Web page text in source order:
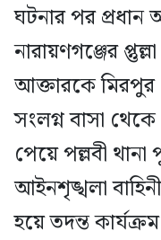
ঘটনার পর প্রধান
নারায়ণগঞ্জের
আক্তারকে মিরপুর
সংলগ্ন বাসা
পেয়ে পল্লবী
আইনশৃঙ্খলা
হয়ে তদন্ত